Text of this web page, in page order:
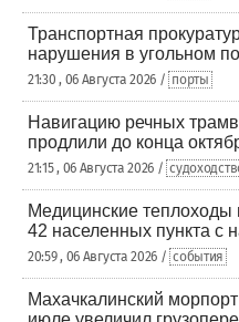
Транспортная
нарушения в угольном
21:30 , 06 Августа 2026 / порты
Навигацию речных
продлили до конца
21:15 , 06 Августа 2026 /
Медицинские теплоходы
42 населенных пункта с
20:59 , 06 Августа 2026 / события
Махачкалинский